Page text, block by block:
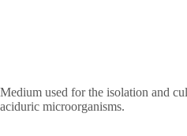
Medium used for the isolation and
aciduric microorganisms.